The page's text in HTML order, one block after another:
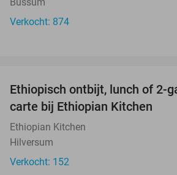
Bussum
Verkocht: 874
Ethiopisch ontbijt, lunch of 2-
carte bij Ethiopian Kitchen
Ethiopian Kitchen
Hilversum
Verkocht: 152